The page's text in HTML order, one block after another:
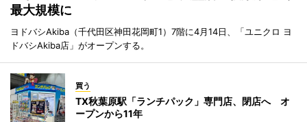
最大規模に
ヨドバシAkiba（千代田区神田花岡町1）7階に4月14日、「ユニクロ ヨ
ドバシAkiba店」がオープンする。
買う
TX秋葉原駅「ランチパック」専門店、閉店へ オ
ープンから11年